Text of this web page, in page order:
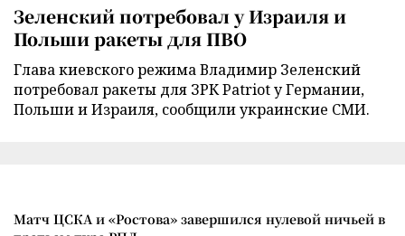
Зеленский потребовал у Израиля и
Польши ракеты для ПВО
Глава киевского режима Владимир Зеленский
потребовал ракеты для ЗРК Patriot у Германии,
Польши и Израиля, сообщили украинские СМИ.
Матч ЦСКА и «Ростова» завершился нулевой ничьей в